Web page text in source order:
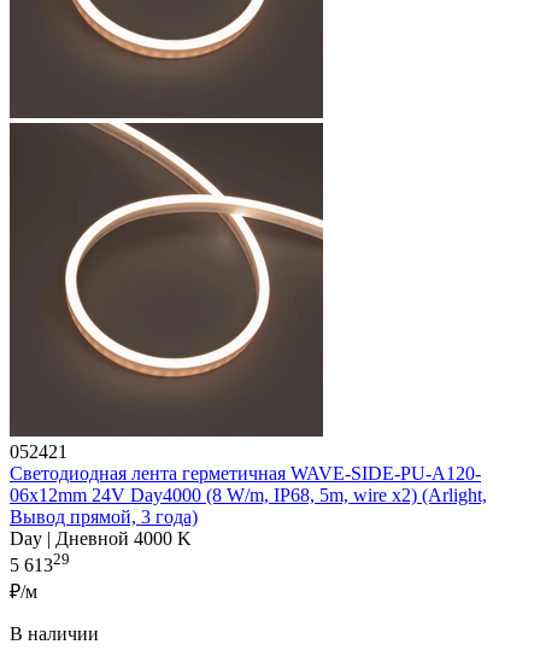
052421
Светодиодная лента герметичная WAVE-SIDE-PU-A120-
06x12mm 24V Day4000 (8 W/m, IP68, 5m, wire x2) (Arlight,
Вывод прямой, 3 года)
Day | Дневной 4000 K
5 61329
₽/м
В наличии